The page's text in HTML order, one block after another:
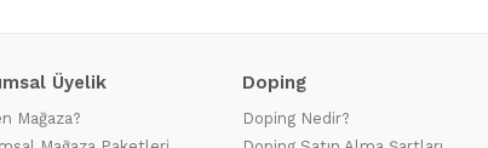
Üyelik
Mağaza?
Doping
Doping Nedir?